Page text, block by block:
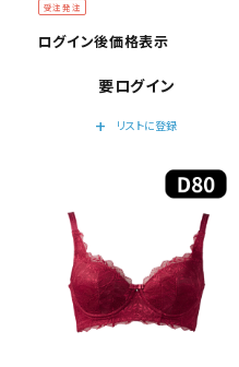
受注発注
ログイン後価格表示
要ログイン
add
リストに登録